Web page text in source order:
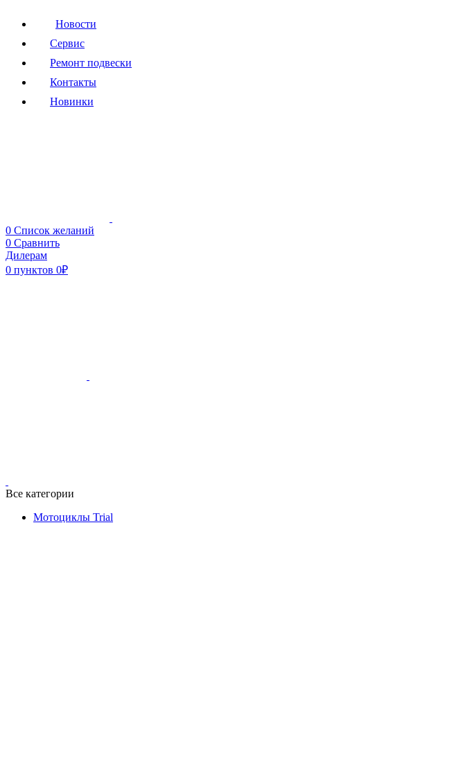
Новости
Сервис
Ремонт подвески
Контакты
Новинки
0 Список желаний
0 Сравнить
Дилерам
0 пунктов 0₽
Все категории
Мотоциклы Trial